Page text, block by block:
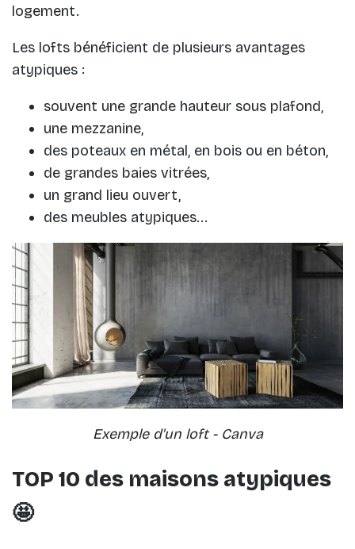
logement.
Les lofts bénéficient de plusieurs avantages
atypiques :
souvent une grande hauteur sous plafond,
une mezzanine,
des poteaux en métal, en bois ou en béton,
de grandes baies vitrées,
un grand lieu ouvert,
des meubles atypiques...
Exemple d'un loft - Canva
TOP 10 des maisons atypiques
🤩